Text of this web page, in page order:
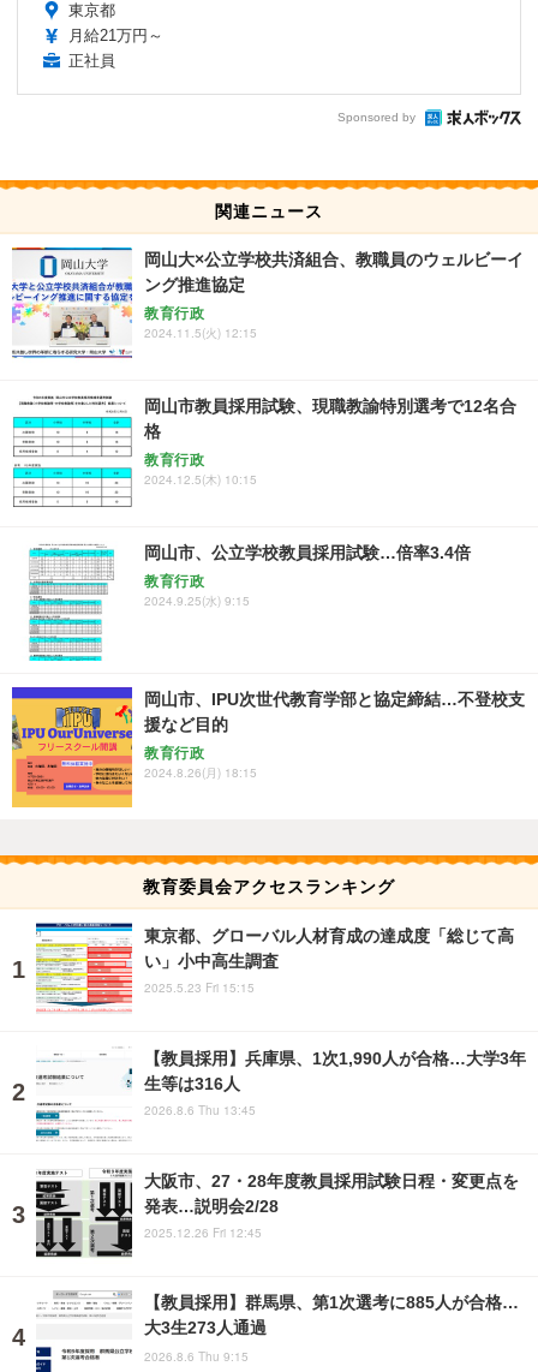
東京都
月給21万円～
正社員
Sponsored by
関連ニュース
岡山大×公立学校共済組合、教職員のウェルビーイ
ング推進協定
教育行政
2024.11.5(火) 12:15
岡山市教員採用試験、現職教諭特別選考で12名合
格
教育行政
2024.12.5(木) 10:15
岡山市、公立学校教員採用試験…倍率3.4倍
教育行政
2024.9.25(水) 9:15
岡山市、IPU次世代教育学部と協定締結…不登校支
援など目的
教育行政
2024.8.26(月) 18:15
教育委員会アクセスランキング
東京都、グローバル人材育成の達成度「総じて高
い」小中高生調査
2025.5.23 Fri 15:15
【教員採用】兵庫県、1次1,990人が合格…大学3年
生等は316人
2026.8.6 Thu 13:45
大阪市、27・28年度教員採用試験日程・変更点を
発表…説明会2/28
2025.12.26 Fri 12:45
【教員採用】群馬県、第1次選考に885人が合格…
大3生273人通過
2026.8.6 Thu 9:15